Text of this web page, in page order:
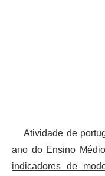
Atividade de
ano do Ensino
indicadores de